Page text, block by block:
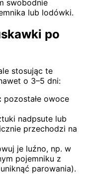
swobodnie
lub lodówki.
po
stosując te
o 3–5 dni:
pozostałe owoce
nadpsute lub
przechodzi na
je luźno, np. w
pojemniku z
parowania).